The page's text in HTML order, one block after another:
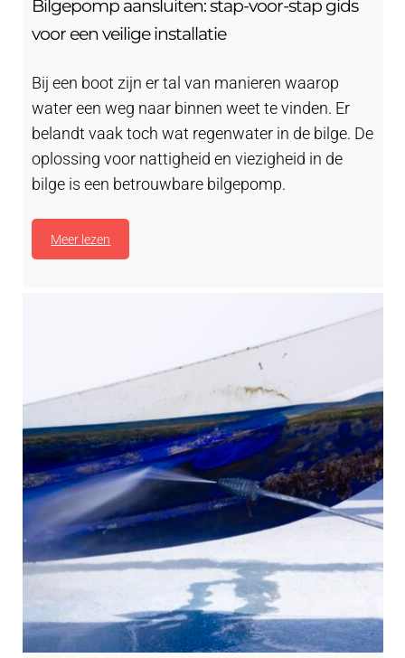
Bilgepomp aansluiten: stap-voor-stap gids
voor een veilige installatie
Bij een boot zijn er tal van manieren waarop
water een weg naar binnen weet te vinden. Er
belandt vaak toch wat regenwater in de bilge. De
oplossing voor nattigheid en viezigheid in de
bilge is een betrouwbare bilgepomp.
Meer lezen